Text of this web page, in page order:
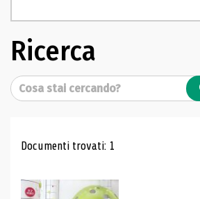
Ricerca
Cerca
Risultati di ricerca
Documenti trovati: 1